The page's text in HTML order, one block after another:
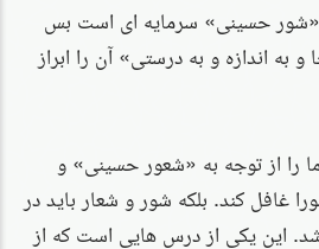
«شور حسینی» سرمایه ای است بس
به اندازه و به درستی» آن را ابراز
را از توجه به «شعور حسینی» و
غافل کند. بلکه شور و شعار باید در
این یکی از درس هایی است که از